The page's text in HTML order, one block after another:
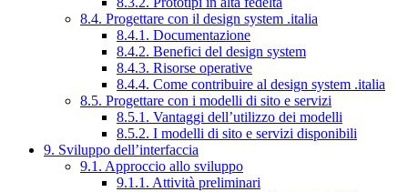
8.4. Progettare con il design system .italia
8.4.1. Documentazione
8.4.2. Benefici del design system
8.4.3. Risorse operative
8.4.4. Come contribuire al design system .italia
8.5. Progettare con i modelli di sito e servizi
8.5.1. Vantaggi dell’utilizzo dei modelli
8.5.2. I modelli di sito e servizi disponibili
9. Sviluppo dell’interfaccia
9.1. Approccio allo sviluppo
9.1.1. Attività preliminari